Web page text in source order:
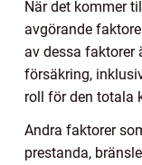
När det kommer
avgörande
av dessa faktorer
försäkring,
roll för den totala
Andra faktorer
prestanda,